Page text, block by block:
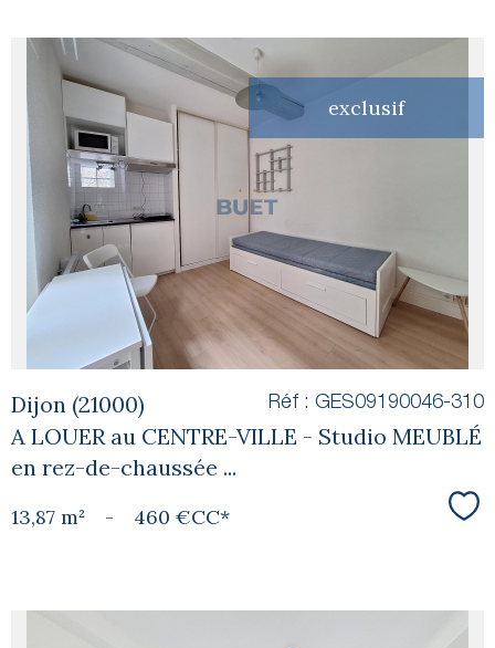
exclusif
voir le
bien
Dijon (21000)
A LOUER au CENTRE-VILLE - Studio MEUBLÉ
en rez-de-chaussée ...
Réf : GES09190046-310
13,87 m² - 460 €CC*